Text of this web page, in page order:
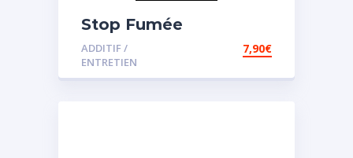
Stop Fumée
ADDITIF /
ENTRETIEN
7,90€